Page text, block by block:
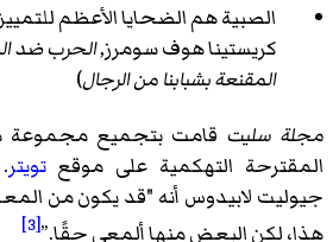
الصبية هم الضحايا الأعظم
كريستينا هوف سومرز,الحرب ضد
المقنعة بشبابنا من الرجال)
مجلة سليت قامت بتجميع مجموعة
المقترحة التهكمية على موقعتويتر
جيوليت لابيدوس أنه "قد يكون من
هذا، لكن البعض منها ألمعي حقًا.”[3]